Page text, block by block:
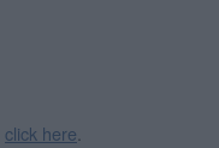
click here